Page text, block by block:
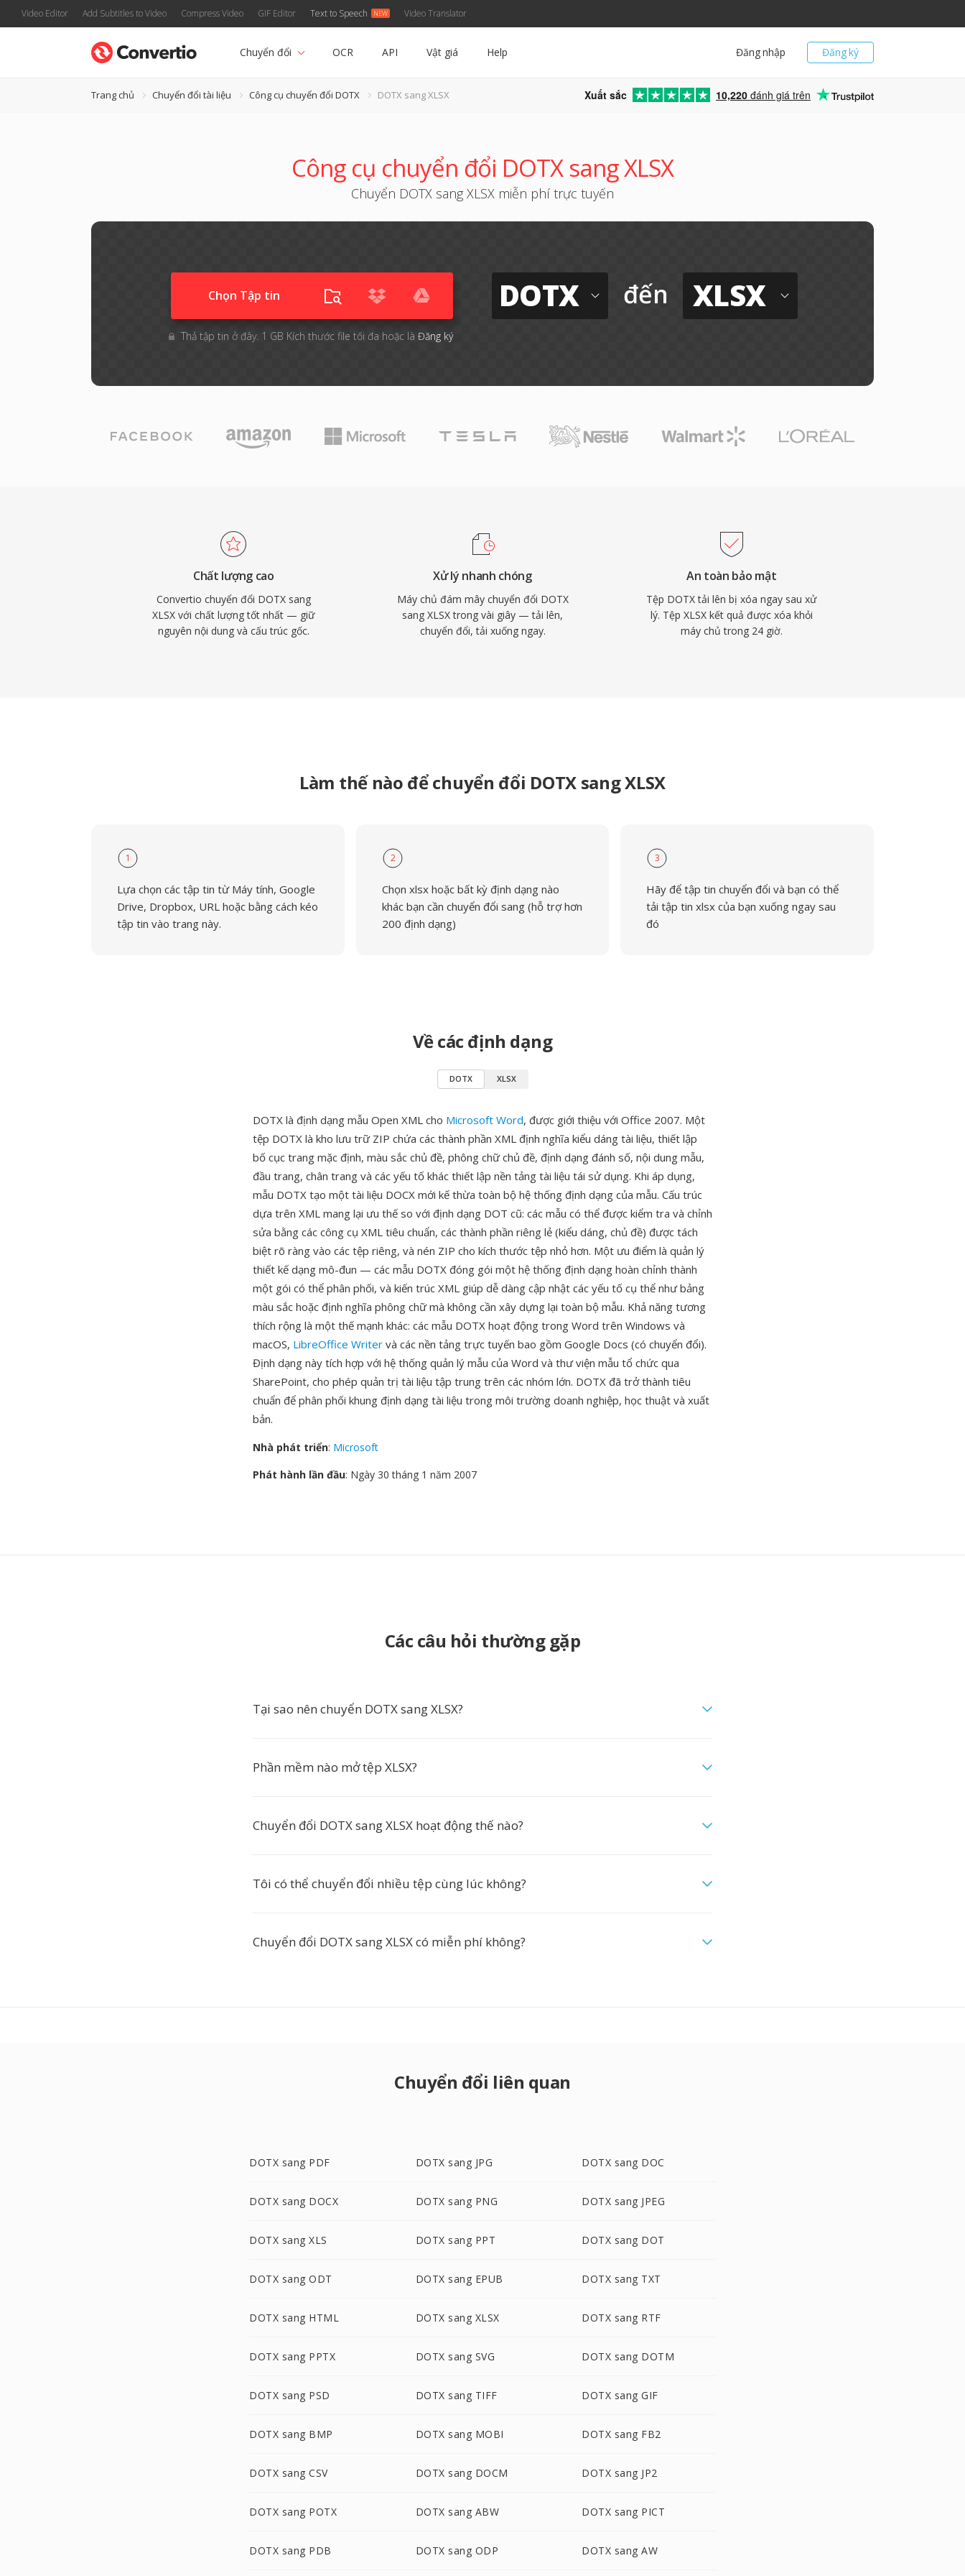
Video Editor Add Subtitles to Video Compress Video GIF Editor Text to Speech Video Translator
Đăng ký
Đăng nhập
Chuyển đổi OCR API Vật giá Help
Trang chủ Chuyển đổi tài liệu Công cụ chuyển đổi DOTX DOTX sang XLSX Xuất sắc 10,220 đánh giá trên
Công cụ chuyển đổi DOTX sang XLSX
Chuyển DOTX sang XLSX miễn phí trực tuyến
Chọn Tập tin
Thả tập tin ở đây. 1 GB Kích thước file tối đa hoặc là Đăng ký
DOTX đến XLSX
Chất lượng cao
Convertio chuyển đổi DOTX sang
XLSX với chất lượng tốt nhất — giữ
nguyên nội dung và cấu trúc gốc.
Xử lý nhanh chóng
Máy chủ đám mây chuyển đổi DOTX
sang XLSX trong vài giây — tải lên,
chuyển đổi, tải xuống ngay.
An toàn bảo mật
Tệp DOTX tải lên bị xóa ngay sau xử
lý. Tệp XLSX kết quả được xóa khỏi
máy chủ trong 24 giờ.
Làm thế nào để chuyển đổi DOTX sang XLSX
1
Lựa chọn các tập tin từ Máy tính, Google
Drive, Dropbox, URL hoặc bằng cách kéo
tập tin vào trang này.
2
Chọn xlsx hoặc bất kỳ định dạng nào
khác bạn cần chuyển đổi sang (hỗ trợ hơn
200 định dạng)
3
Hãy để tập tin chuyển đổi và bạn có thể
tải tập tin xlsx của bạn xuống ngay sau
đó
Về các định dạng
DOTX XLSX
DOTX là định dạng mẫu Open XML cho Microsoft Word, được giới thiệu với Office 2007. Một
tệp DOTX là kho lưu trữ ZIP chứa các thành phần XML định nghĩa kiểu dáng tài liệu, thiết lập
bố cục trang mặc định, màu sắc chủ đề, phông chữ chủ đề, định dạng đánh số, nội dung mẫu,
đầu trang, chân trang và các yếu tố khác thiết lập nền tảng tài liệu tái sử dụng. Khi áp dụng,
mẫu DOTX tạo một tài liệu DOCX mới kế thừa toàn bộ hệ thống định dạng của mẫu. Cấu trúc
dựa trên XML mang lại ưu thế so với định dạng DOT cũ: các mẫu có thể được kiểm tra và chỉnh
sửa bằng các công cụ XML tiêu chuẩn, các thành phần riêng lẻ (kiểu dáng, chủ đề) được tách
biệt rõ ràng vào các tệp riêng, và nén ZIP cho kích thước tệp nhỏ hơn. Một ưu điểm là quản lý
thiết kế dạng mô-đun — các mẫu DOTX đóng gói một hệ thống định dạng hoàn chỉnh thành
một gói có thể phân phối, và kiến trúc XML giúp dễ dàng cập nhật các yếu tố cụ thể như bảng
màu sắc hoặc định nghĩa phông chữ mà không cần xây dựng lại toàn bộ mẫu. Khả năng tương
thích rộng là một thế mạnh khác: các mẫu DOTX hoạt động trong Word trên Windows và
macOS, LibreOffice Writer và các nền tảng trực tuyến bao gồm Google Docs (có chuyển đổi).
Định dạng này tích hợp với hệ thống quản lý mẫu của Word và thư viện mẫu tổ chức qua
SharePoint, cho phép quản trị tài liệu tập trung trên các nhóm lớn. DOTX đã trở thành tiêu
chuẩn để phân phối khung định dạng tài liệu trong môi trường doanh nghiệp, học thuật và xuất
bản.
Nhà phát triển: Microsoft
Phát hành lần đầu: Ngày 30 tháng 1 năm 2007
Các câu hỏi thường gặp
Tại sao nên chuyển DOTX sang XLSX?
Phần mềm nào mở tệp XLSX?
Chuyển đổi DOTX sang XLSX hoạt động thế nào?
Tôi có thể chuyển đổi nhiều tệp cùng lúc không?
Chuyển đổi DOTX sang XLSX có miễn phí không?
Chuyển đổi liên quan
DOTX sang PDF DOTX sang JPG DOTX sang DOC
DOTX sang DOCX DOTX sang PNG DOTX sang JPEG
DOTX sang XLS DOTX sang PPT DOTX sang DOT
DOTX sang ODT DOTX sang EPUB DOTX sang TXT
DOTX sang HTML DOTX sang XLSX DOTX sang RTF
DOTX sang PPTX DOTX sang SVG DOTX sang DOTM
DOTX sang PSD DOTX sang TIFF DOTX sang GIF
DOTX sang BMP DOTX sang MOBI DOTX sang FB2
DOTX sang CSV DOTX sang DOCM DOTX sang JP2
DOTX sang POTX DOTX sang ABW DOTX sang PICT
DOTX sang PDB DOTX sang ODP DOTX sang AW